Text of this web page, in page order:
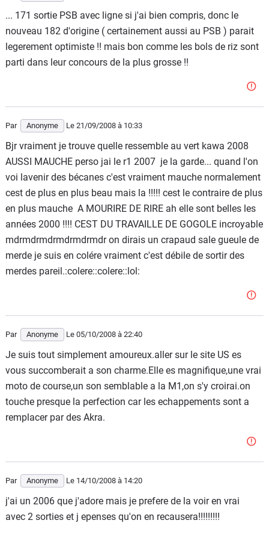
... 171 sortie PSB avec ligne si j'ai bien compris, donc le
nouveau 182 d'origine ( certainement aussi au PSB ) parait
legerement optimiste !! mais bon comme les bols de riz sont
parti dans leur concours de la plus grosse !!
Par Anonyme Le 21/09/2008 à 10:33
Bjr vraiment je trouve quelle ressemble au vert kawa 2008
AUSSI MAUCHE perso jai le r1 2007 je la garde... quand l'on
voi lavenir des bécanes c'est vraiment mauche normalement
cest de plus en plus beau mais la !!!!! cest le contraire de plus
en plus mauche A MOURIRE DE RIRE ah elle sont belles les
années 2000 !!!! CEST DU TRAVAILLE DE GOGOLE incroyable
mdrmdrmdrmdrmdrmdr on dirais un crapaud sale gueule de
merde je suis en colére vraiment c'est débile de sortir des
merdes pareil.:colere::colere::lol:
Par Anonyme Le 05/10/2008 à 22:40
Je suis tout simplement amoureux.aller sur le site US es
vous succomberait a son charme.Elle es magnifique,une vrai
moto de course,un son semblable a la M1,on s'y croirai.on
touche presque la perfection car les echappements sont a
remplacer par des Akra.
Par Anonyme Le 14/10/2008 à 14:20
j'ai un 2006 que j'adore mais je prefere de la voir en vrai
avec 2 sorties et j epenses qu'on en recausera!!!!!!!!!